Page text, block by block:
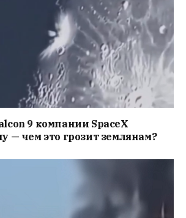
9 компании SpaceX
— чем это грозит землянам?